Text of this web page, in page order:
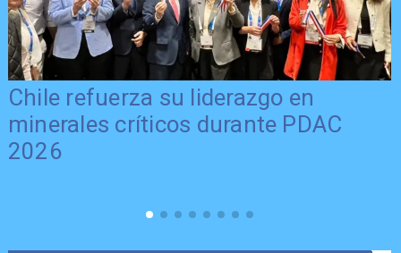
Chile refuerza su liderazgo en
minerales críticos durante PDAC
2026